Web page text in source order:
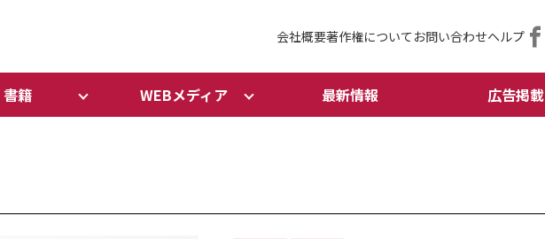
会社概要著作権について お問い合わせヘルプ
書籍 WEBメディア 最新情報 広告掲載